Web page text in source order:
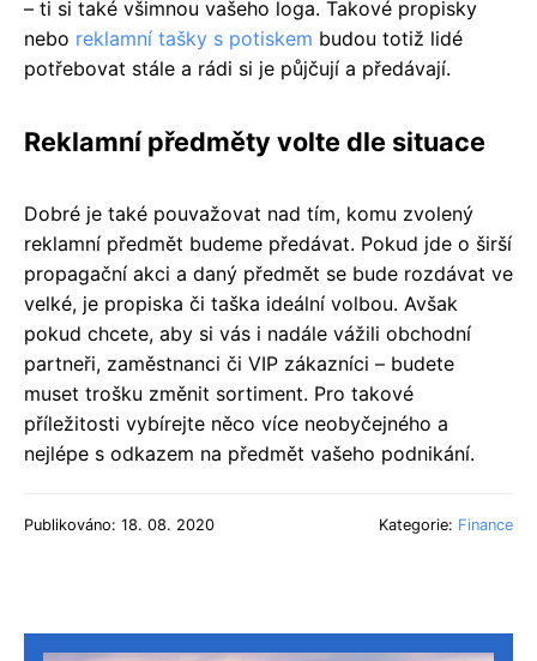
– ti si také všimnou vašeho loga. Takové propisky
nebo reklamní tašky s potiskem budou totiž lidé
potřebovat stále a rádi si je půjčují a předávají.
Reklamní předměty volte dle situace
Dobré je také pouvažovat nad tím, komu zvolený
reklamní předmět budeme předávat. Pokud jde o širší
propagační akci a daný předmět se bude rozdávat ve
velké, je propiska či taška ideální volbou. Avšak
pokud chcete, aby si vás i nadále vážili obchodní
partneři, zaměstnanci či VIP zákazníci – budete
muset trošku změnit sortiment. Pro takové
příležitosti vybírejte něco více neobyčejného a
nejlépe s odkazem na předmět vašeho podnikání.
Publikováno: 18. 08. 2020 Kategorie: Finance